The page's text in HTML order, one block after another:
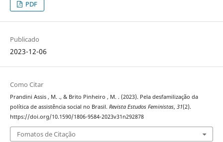
PDF
Publicado
2023-12-06
Como Citar
Prandini Assis , M. ., & Brito Pinheiro , M. . (2023). Pela desfamilização da
política de assistência social no Brasil. Revista Estudos Feministas, 31(2).
https://doi.org/10.1590/1806-9584-2023v31n292878
Fomatos de Citação